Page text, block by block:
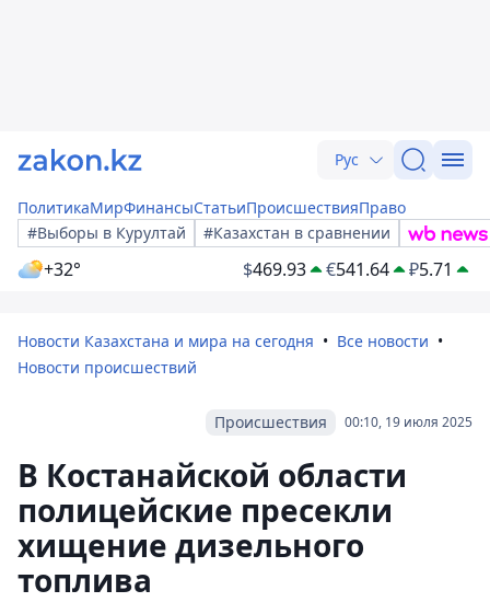
Рус
ПолитикаМирФинансыСтатьиПроисшествияПраво
#Выборы в Курултай
#Казахстан в сравнении
+32° $469.93 €541.64 ₽5.71
Новости Казахстана и мира на сегодня
Все новости
Новости происшествий
00:10, 19 июля 2025
Происшествия
В Костанайской области
полицейские пресекли
хищение дизельного
топлива